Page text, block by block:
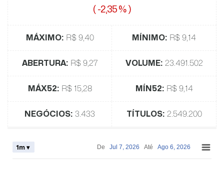
( -2,35 % )
MÁXIMO: R$ 9,40 MÍNIMO: R$ 9,14
ABERTURA: R$ 9,27 VOLUME: 23.491.502
MÁX52: R$ 15,28 MÍN52: R$ 9,14
NEGÓCIOS: 3.433 TÍTULOS: 2.549.200
1m ▾ De Jul 7, 2026 Até Ago 6, 2026